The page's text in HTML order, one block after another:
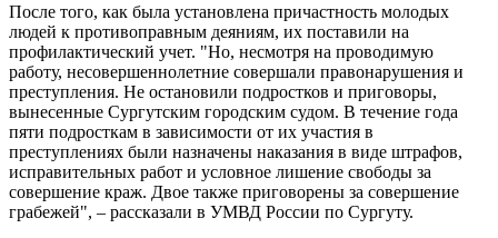
После того, как была установлена причастность молодых
людей к противоправным деяниям, их поставили на
профилактический учет. "Но, несмотря на проводимую
работу, несовершеннолетние совершали правонарушения и
преступления. Не остановили подростков и приговоры,
вынесенные Сургутским городским судом. В течение года
пяти подросткам в зависимости от их участия в
преступлениях были назначены наказания в виде штрафов,
исправительных работ и условное лишение свободы за
совершение краж. Двое также приговорены за совершение
грабежей", – рассказали в УМВД России по Сургуту.